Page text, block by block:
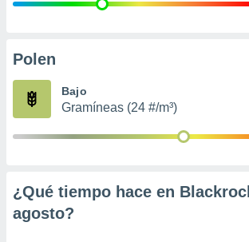
publicidad
de
Polen
Bajo
Gramíneas (24 #/m³)
¿Qué tiempo hace en
agosto?